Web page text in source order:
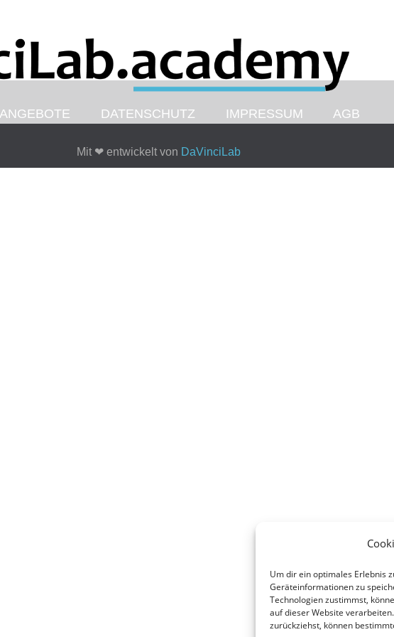
Um dir ein optimales Erlebnis
Geräteinformationen zu
Technologien zustimmst,
auf dieser Website
zurückziehst, können
ANGEBOTE
DATENSCHUTZ IMPRESSUM AGB
Mit ❤ entwickelt von DaVinciLab